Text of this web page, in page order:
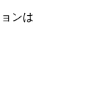
ンは